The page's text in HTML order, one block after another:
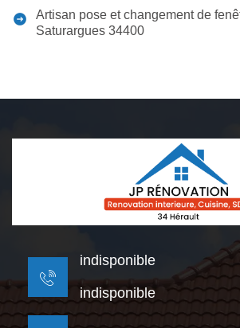
Artisan pose et changement de
Saturargues 34400
indisponible
indisponible